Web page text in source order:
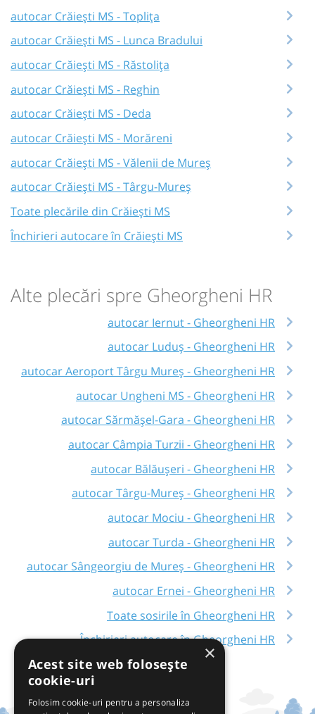
autocar Crăiești MS - Toplița
autocar Crăiești MS - Lunca Bradului
autocar Crăiești MS - Răstolița
autocar Crăiești MS - Reghin
autocar Crăiești MS - Deda
autocar Crăiești MS - Morăreni
autocar Crăiești MS - Vălenii de Mureș
autocar Crăiești MS - Târgu-Mureș
Toate plecările din Crăiești MS
Închirieri autocare în Crăiești MS
Alte plecări spre Gheorgheni HR
autocar Iernut - Gheorgheni HR
autocar Luduș - Gheorgheni HR
autocar Aeroport Târgu Mureș - Gheorgheni HR
autocar Ungheni MS - Gheorgheni HR
autocar Sărmășel-Gara - Gheorgheni HR
autocar Câmpia Turzii - Gheorgheni HR
autocar Bălăușeri - Gheorgheni HR
autocar Târgu-Mureș - Gheorgheni HR
autocar Mociu - Gheorgheni HR
autocar Turda - Gheorgheni HR
autocar Sângeorgiu de Mureș - Gheorgheni HR
autocar Ernei - Gheorgheni HR
Toate sosirile în Gheorgheni HR
Închirieri autocare în Gheorgheni HR
×
Acest site web folosește
cookie-uri
Folosim cookie-uri pentru a personaliza